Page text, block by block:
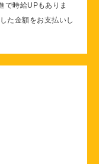
で時給UPもありま
した金額をお支払いし